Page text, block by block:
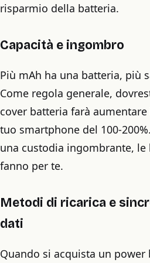
risparmio della batteria.
Capacità e ingombro
Più mAh ha una batteria, più
Come regola generale,
cover batteria farà
tuo smartphone del 100-
una custodia ingombrante, le
fanno per te.
Metodi di ricarica e
dati
Quando si acquista un power